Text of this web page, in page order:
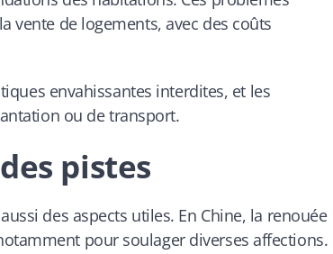
vente de logements, avec des coûts
envahissantes interdites, et les
ou de transport.
pistes
des aspects utiles. En Chine, la renouée
pour soulager diverses affections.